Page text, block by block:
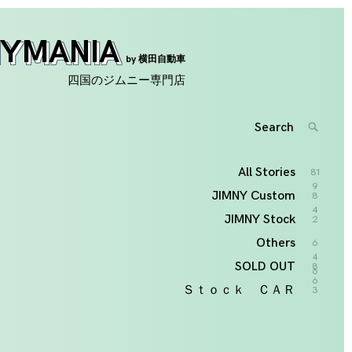
by 横田自動車
四国のジムニー専門店
All Stories
81
9
JIMNY Custom
8
4
JIMNY Stock 2
Others
6
4
6
SOLD OUT
8
6
Ｓｔｏｃｋ ＣＡＲ 3